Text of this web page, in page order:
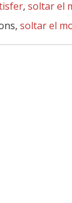
, soltar el
soltar el